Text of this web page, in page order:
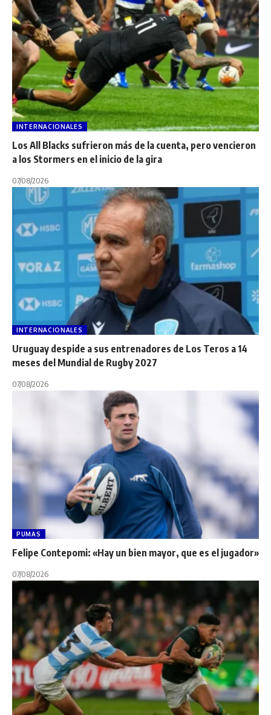
INTERNACIONALES
Los All Blacks sufrieron más de la cuenta, pero vencieron
a los Stormers en el inicio de la gira
07/08/2026
INTERNACIONALES
Uruguay despide a sus entrenadores de Los Teros a 14
meses del Mundial de Rugby 2027
07/08/2026
PUMAS
Felipe Contepomi: «Hay un bien mayor, que es el jugador»
07/08/2026